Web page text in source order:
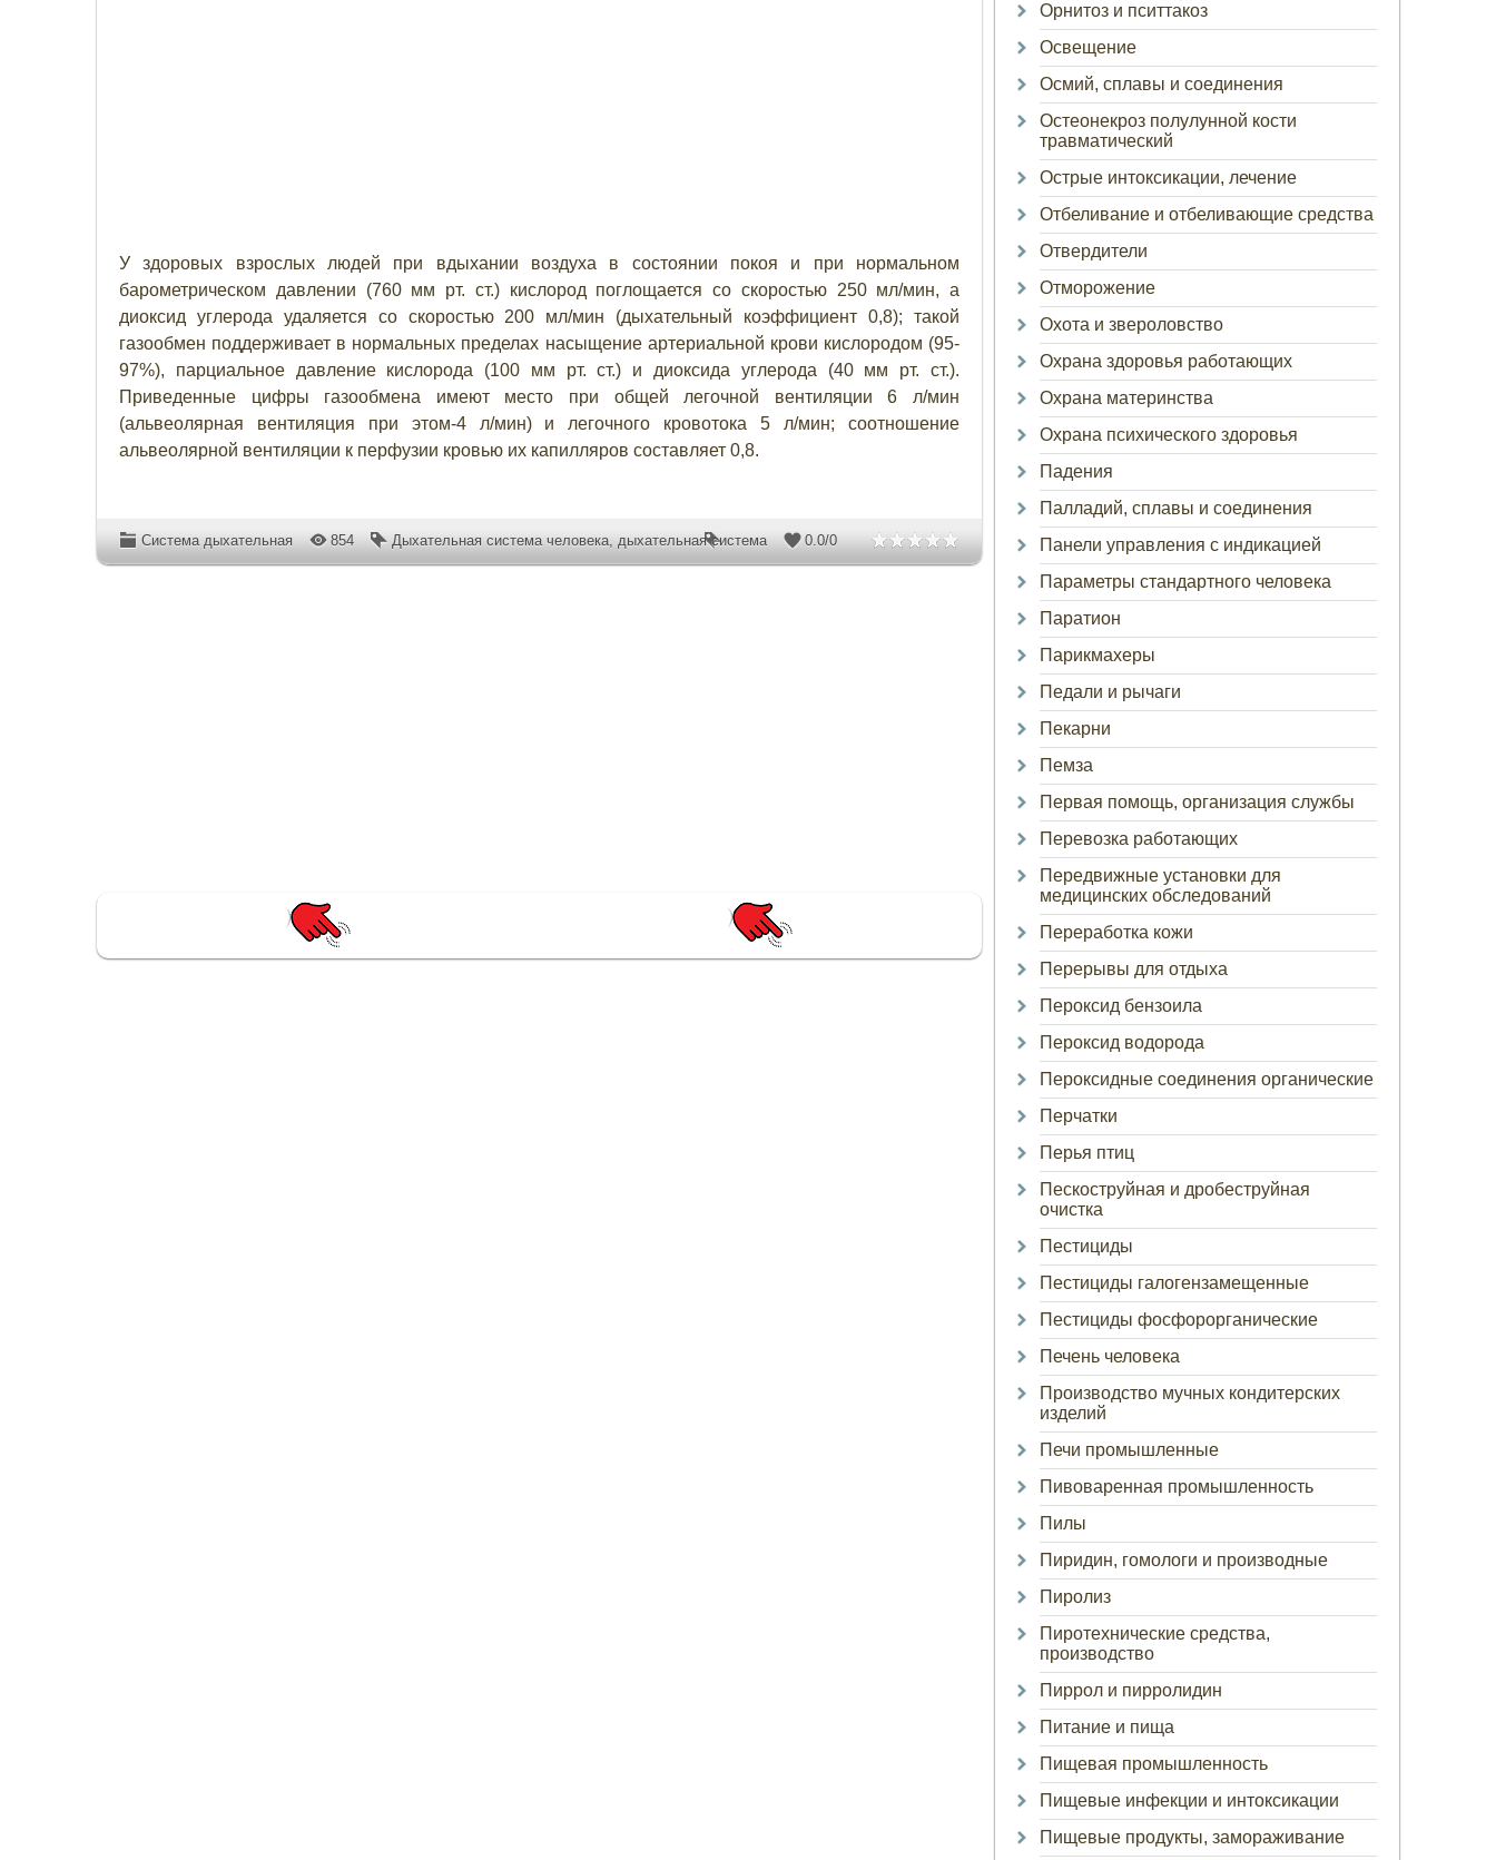
У здоровых взрослых людей при вдыхании воздуха в состоянии покоя и при нормальном
барометрическом давлении (760 мм рт. ст.) кислород поглощается со скоростью 250 мл/мин, а
диоксид углерода удаляется со скоростью 200 мл/мин (дыхательный коэффициент 0,8); такой
газообмен поддерживает в нормальных пределах насыщение артериальной крови кислородом (95-
97%), парциальное давление кислорода (100 мм рт. ст.) и диоксида углерода (40 мм рт. ст.).
Приведенные цифры газообмена имеют место при общей легочной вентиляции 6 л/мин
(альвеолярная вентиляция при этом-4 л/мин) и легочного кровотока 5 л/мин; соотношение
альвеолярной вентиляции к перфузии кровью их капилляров составляет 0,8.
Система дыхательная 854 Дыхательная система человека, дыхательная система 0.0/0
Орнитоз и пситтакоз
Освещение
Осмий, сплавы и соединения
Остеонекроз полулунной кости
травматический
Острые интоксикации, лечение
Отбеливание и отбеливающие средства
Отвердители
Отморожение
Охота и звероловство
Охрана здоровья работающих
Охрана материнства
Охрана психического здоровья
Падения
Палладий, сплавы и соединения
Панели управления с индикацией
Параметры стандартного человека
Паратион
Парикмахеры
Педали и рычаги
Пекарни
Пемза
Первая помощь, организация службы
Перевозка работающих
Передвижные установки для
медицинских обследований
Переработка кожи
Перерывы для отдыха
Пероксид бензоила
Пероксид водорода
Пероксидные соединения органические
Перчатки
Перья птиц
Пескоструйная и дробеструйная
очистка
Пестициды
Пестициды галогензамещенные
Пестициды фосфорорганические
Печень человека
Производство мучных кондитерских
изделий
Печи промышленные
Пивоваренная промышленность
Пилы
Пиридин, гомологи и производные
Пиролиз
Пиротехнические средства,
производство
Пиррол и пирролидин
Питание и пища
Пищевая промышленность
Пищевые инфекции и интоксикации
Пищевые продукты, замораживание